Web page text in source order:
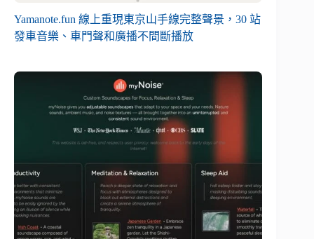
Yamanote.fun 線上重現東京山手線完整聲景，30 站
發車音樂、車門聲和廣播不間斷播放